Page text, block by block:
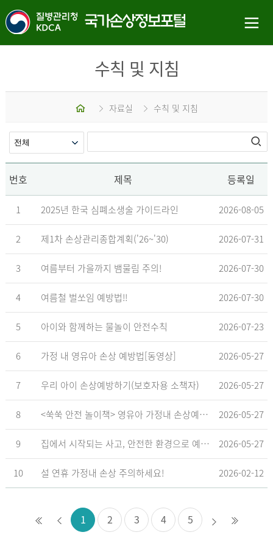
수칙 및 지침
자료실 수칙 및 지침
번호 제목 등록일
1 2025년 한국 심폐소생술 가이드라인 2026-08-05
2 제1차 손상관리종합계획('26~'30) 2026-07-31
3 여름부터 가을까지 뱀물림 주의! 2026-07-30
4 여름철 벌쏘임 예방법!! 2026-07-30
5 아이와 함께하는 물놀이 안전수칙 2026-07-23
6 가정 내 영유아 손상 예방법[동영상] 2026-05-27
7 우리 아이 손상예방하기(보호자용 소책자) 2026-05-27
8 <쑥쑥 안전 놀이책> 영유아 가정내 손상예방_영유아 놀이형 교육 교재 2026-05-27
9 집에서 시작되는 사고, 안전한 환경으로 예방해요 2026-05-27
10 설 연휴 가정내 손상 주의하세요! 2026-02-12
1 2 3 4 5